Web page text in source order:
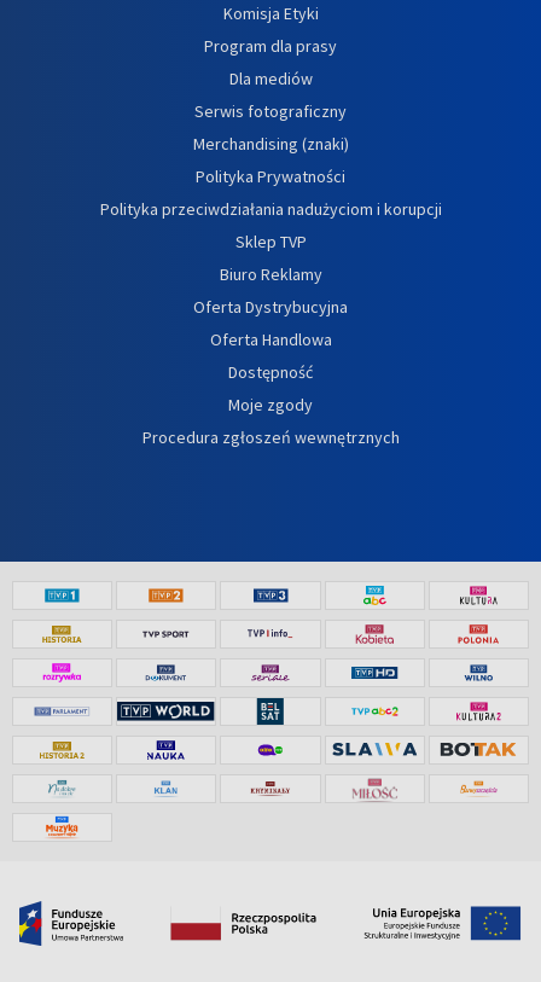
Komisja Etyki
Program dla prasy
Dla mediów
Serwis fotograficzny
Merchandising (znaki)
Polityka Prywatności
Polityka przeciwdziałania nadużyciom i korupcji
Sklep TVP
Biuro Reklamy
Oferta Dystrybucyjna
Oferta Handlowa
Dostępność
Moje zgody
Procedura zgłoszeń wewnętrznych